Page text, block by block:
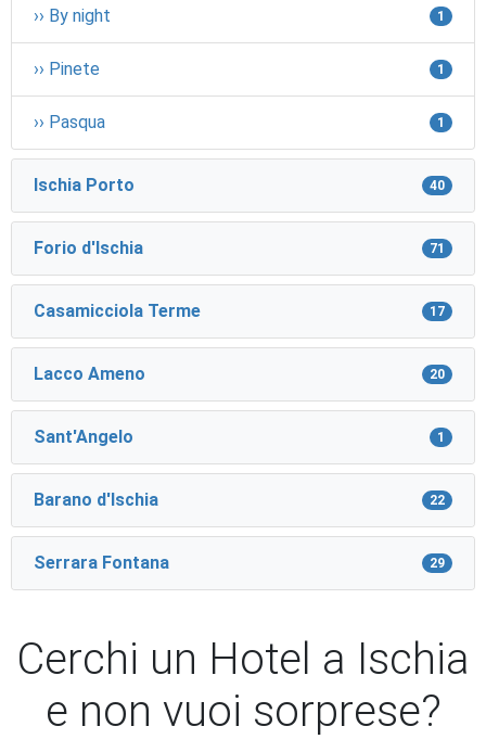
›› By night 1
›› Pinete 1
›› Pasqua 1
Ischia Porto 40
Forio d'Ischia 71
Casamicciola Terme 17
Lacco Ameno 20
Sant'Angelo 1
Barano d'Ischia 22
Serrara Fontana 29
Cerchi un Hotel a Ischia
e non vuoi sorprese?